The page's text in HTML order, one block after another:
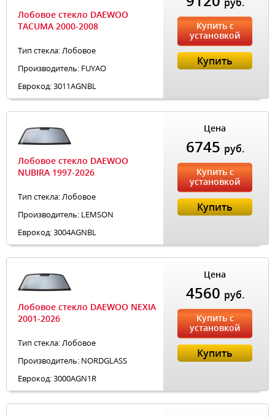
Лобовое стекло DAEWOO
TACUMA 2000-2008
Тип стекла: Лобовое
Производитель: FUYAO
Еврокод: 3011AGNBL
Купить с
установкой
Купить
Лобовое стекло DAEWOO
NUBIRA 1997-2026
Тип стекла: Лобовое
Производитель: LEMSON
Еврокод: 3004AGNBL
Цена
6745 руб.
Купить с
установкой
Купить
Лобовое стекло DAEWOO NEXIA
2001-2026
Тип стекла: Лобовое
Производитель: NORDGLASS
Еврокод: 3000AGN1R
Цена
4560 руб.
Купить с
установкой
Купить